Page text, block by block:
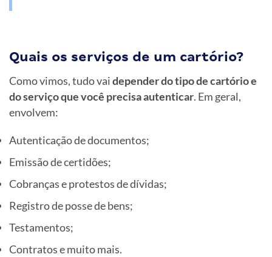
Quais os serviços de um cartório?
Como vimos, tudo vaidepender do tipo de cartório e
do serviço que você precisa autenticar. Em geral,
envolvem:
Autenticação de documentos;
Emissão de certidões;
Cobranças e protestos de dívidas;
Registro de posse de bens;
Testamentos;
Contratos e muito mais.